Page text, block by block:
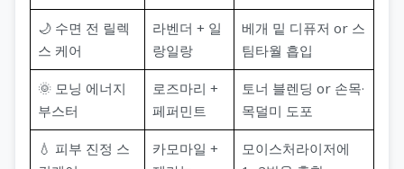
🌙 수면 전 릴렉
스 케어
라벤더 + 일
랑일랑
베개 밑 디퓨저 or 스
팀타월 흡입
🌞 모닝 에너지
부스터
로즈마리 +
페퍼민트
토너 블렌딩 or 손목·
목덜미 도포
💧 피부 진정 스
카모마일 +
모이스처라이저에